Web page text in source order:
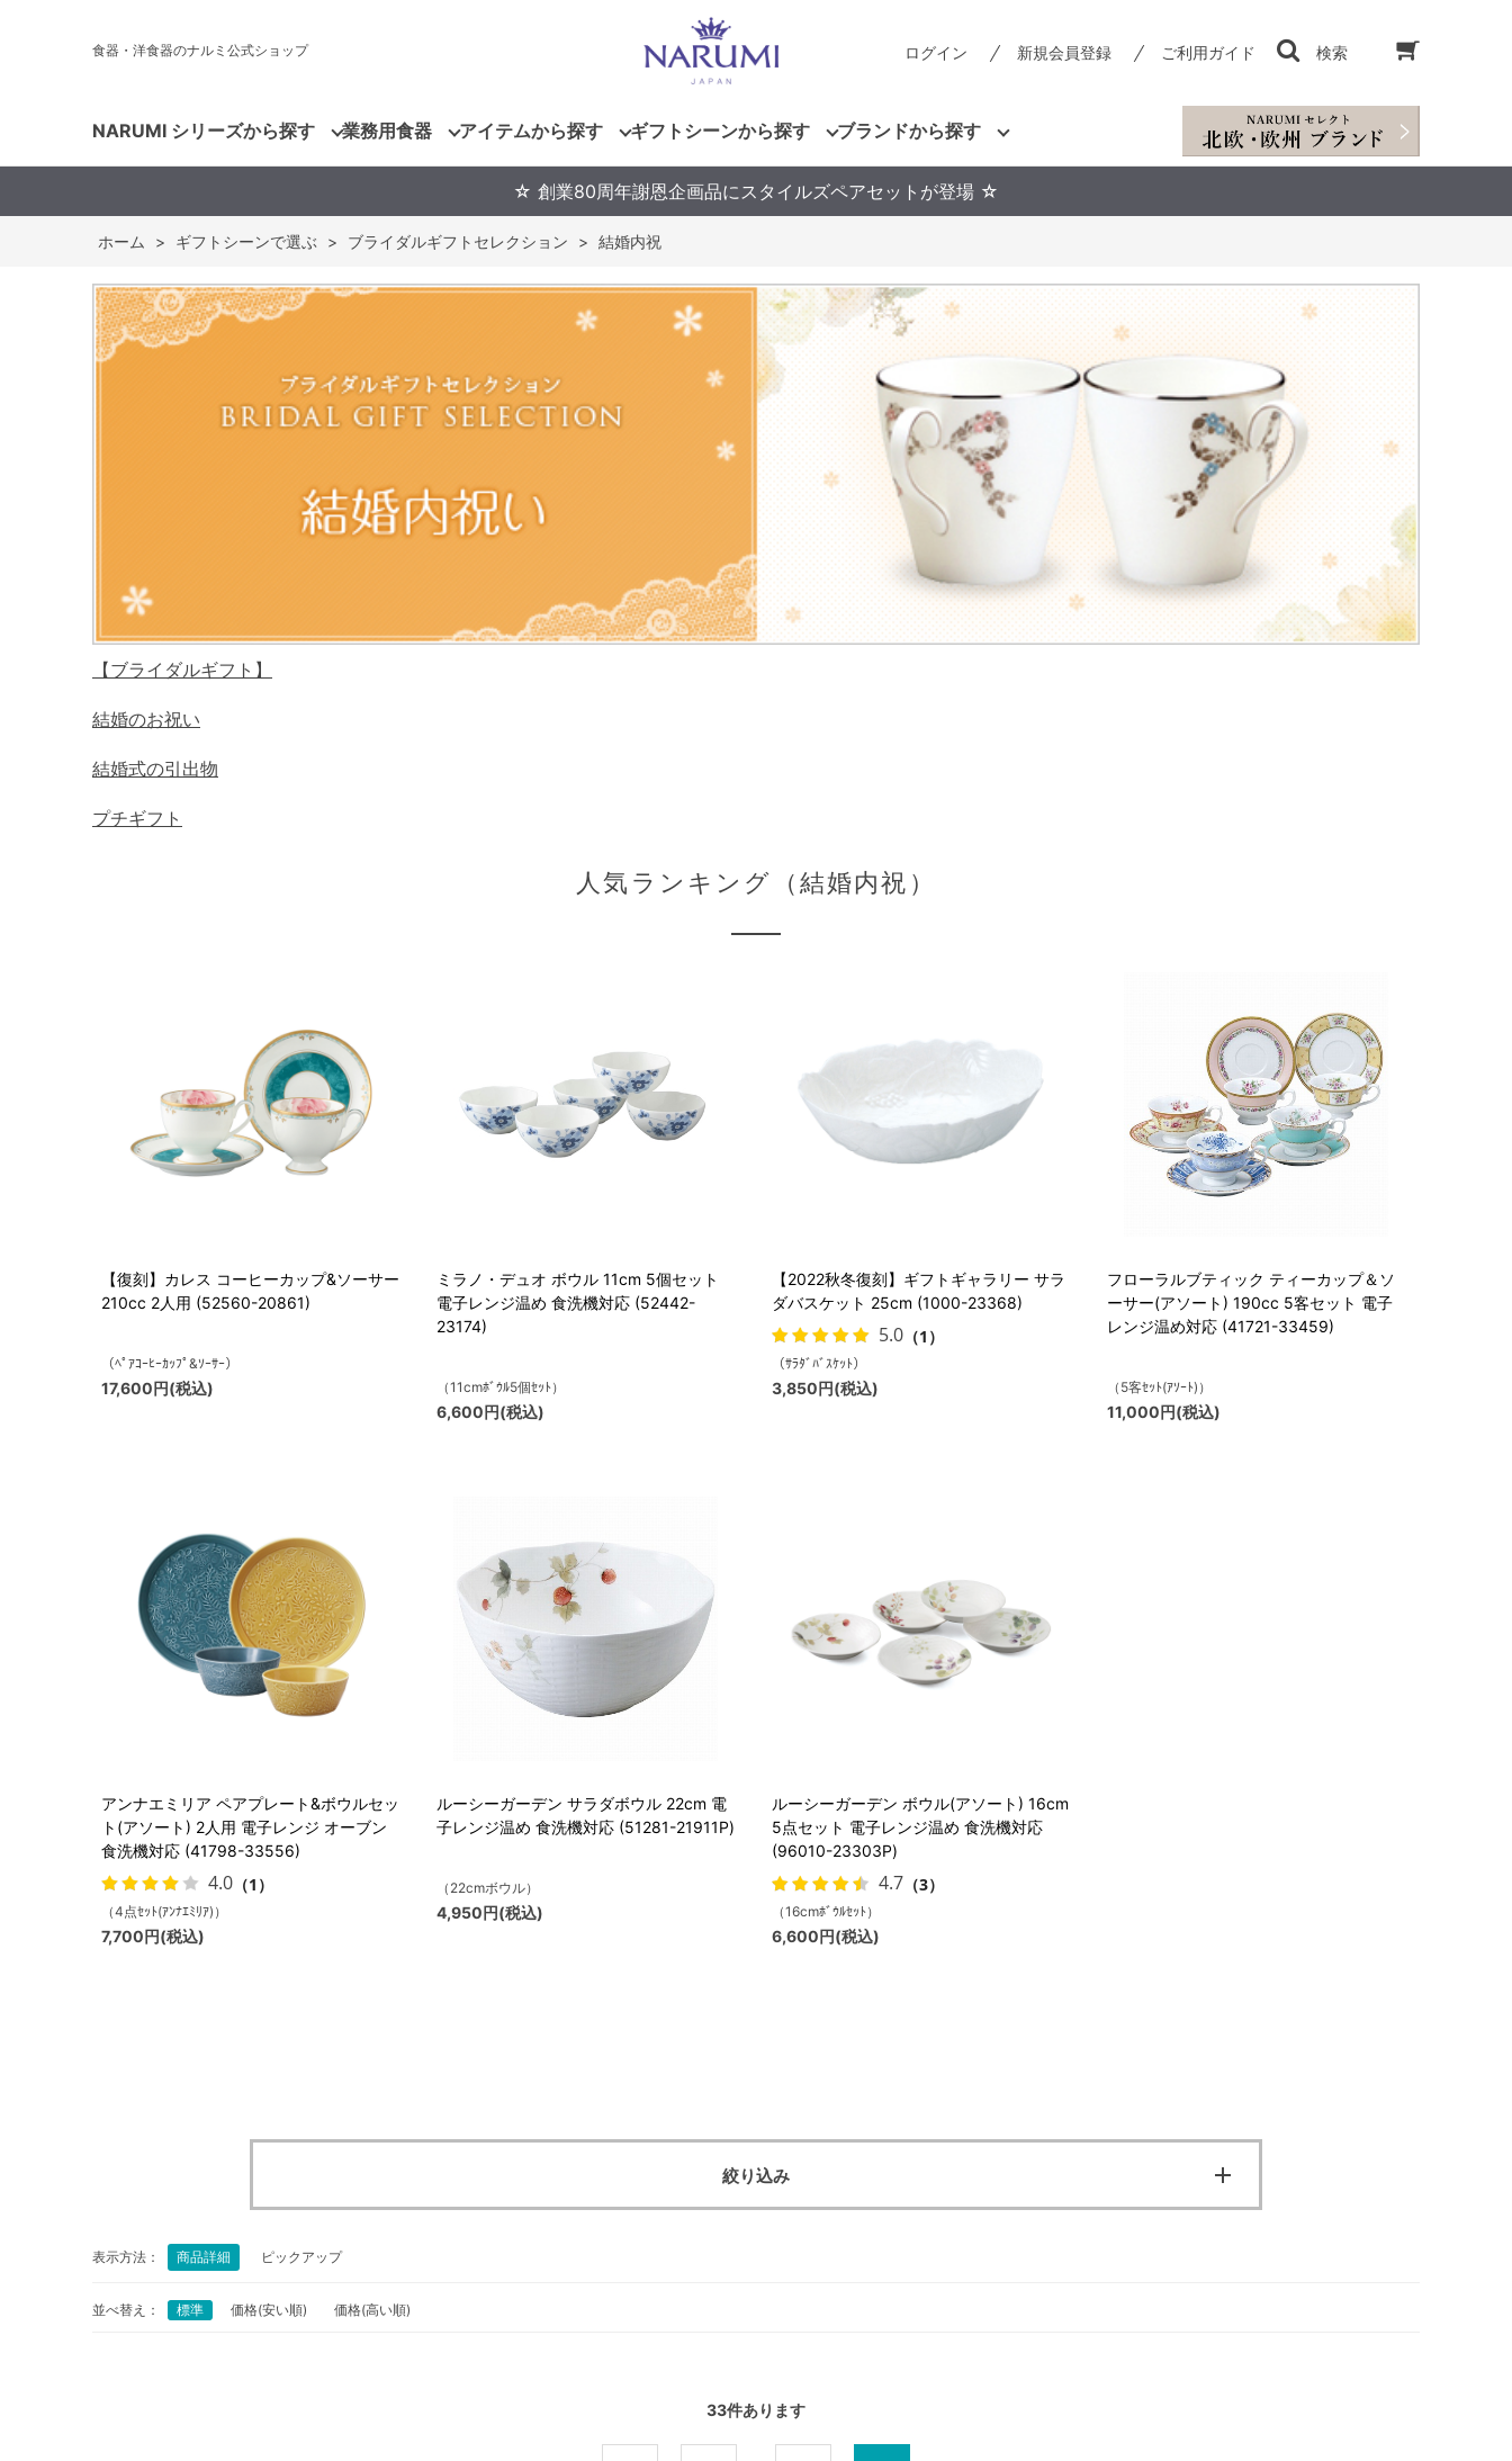
食器・洋食器のナルミ公式ショップ ログイン 新規会員登録 ご利用ガイド 検索
NARUMI シリーズから探す 業務用食器 アイテムから探す ギフトシーンから探す ブランドから探す
☆ 創業80周年謝恩企画品にスタイルズペアセットが登場 ☆
ホーム > ギフトシーンで選ぶ > ブライダルギフトセレクション > 結婚内祝
【ブライダルギフト】
結婚のお祝い
結婚式の引出物
プチギフト
人気ランキング（結婚内祝）
【復刻】カレス コーヒーカップ&ソーサー
210cc 2人用 (52560-20861)
（ﾍﾟｱｺｰﾋｰｶｯﾌﾟ&ｿｰｻｰ）
17,600円(税込)
ミラノ・デュオ ボウル 11cm 5個セット
電子レンジ温め 食洗機対応 (52442-
23174)
（11cmﾎﾞｳﾙ5個ｾｯﾄ）
6,600円(税込)
【2022秋冬復刻】ギフトギャラリー サラ
ダバスケット 25cm (1000-23368)
5.0 （1）
（ｻﾗﾀﾞﾊﾞｽｹｯﾄ）
3,850円(税込)
フローラルブティック ティーカップ＆ソ
ーサー(アソート) 190cc 5客セット 電子
レンジ温め対応 (41721-33459)
（5客ｾｯﾄ(ｱｿｰﾄ)）
11,000円(税込)
アンナエミリア ペアプレート&ボウルセッ
ト(アソート) 2人用 電子レンジ オーブン
食洗機対応 (41798-33556)
4.0 （1）
（4点ｾｯﾄ(ｱﾝﾅｴﾐﾘｱ)）
7,700円(税込)
ルーシーガーデン サラダボウル 22cm 電
子レンジ温め 食洗機対応 (51281-21911P)
（22cmボウル）
4,950円(税込)
ルーシーガーデン ボウル(アソート) 16cm
5点セット 電子レンジ温め 食洗機対応
(96010-23303P)
4.7 （3）
（16cmﾎﾞｳﾙｾｯﾄ）
6,600円(税込)
絞り込み
表示方法： 商品詳細 ピックアップ
並べ替え： 標準 価格(安い順) 価格(高い順)
33件あります